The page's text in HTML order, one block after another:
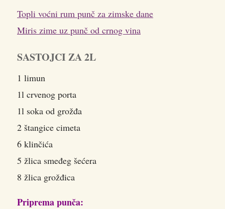
Topli voćni rum punč za zimske dane
Miris zime uz punč od crnog vina
SASTOJCI ZA 2L
1 limun
1l crvenog porta
1l soka od grožđa
2 štangice cimeta
6 klinčića
5 žlica smeđeg šećera
8 žlica grožđica
Priprema punča: